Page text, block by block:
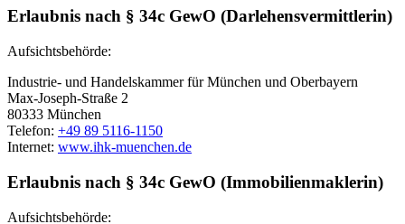
Erlaubnis nach § 34c GewO (Darlehensvermittlerin)
Aufsichtsbehörde:
Industrie- und Handelskammer für München und Oberbayern
Max-Joseph-Straße 2
80333 München
Telefon: +49 89 5116-1150
Internet: www.ihk-muenchen.de
Erlaubnis nach § 34c GewO (Immobilienmaklerin)
Aufsichtsbehörde: